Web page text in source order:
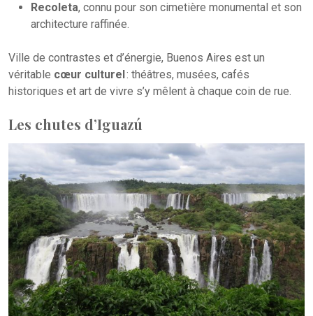
Recoleta, connu pour son cimetière monumental et son
architecture raffinée.
Ville de contrastes et d’énergie, Buenos Aires est un
véritable cœur culturel : théâtres, musées, cafés
historiques et art de vivre s’y mêlent à chaque coin de rue.
Les chutes d’Iguazú